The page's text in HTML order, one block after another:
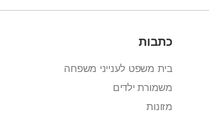
כתבות
בית משפט לענייני משפחה
משמורת ילדים
מזונות